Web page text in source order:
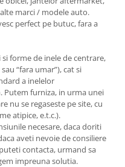
marci / modele auto.
perfect pe butuc, fara a
forme de inele de centrare,
“fara umar”), cat si
a inelelor
Putem furniza, in urma unei
nu se regaseste pe site, cu
atipice, e.t.c.).
necesare, daca doriti
aveti nevoie de consiliere
contacta, urmand sa
impreuna solutia.